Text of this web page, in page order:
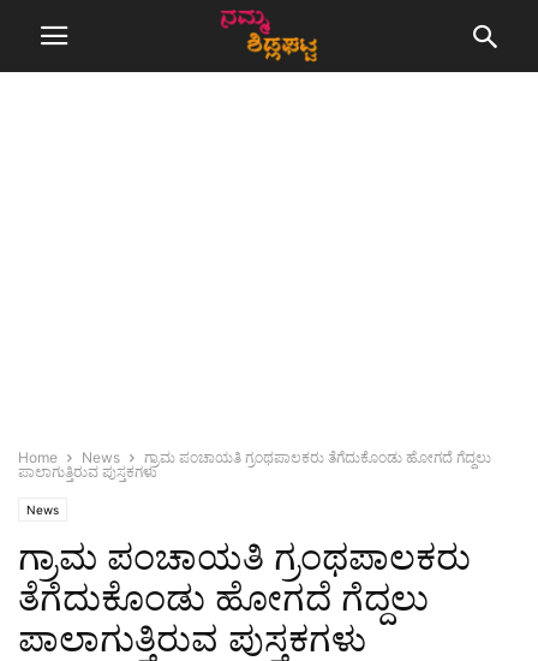
Home News
ಗ್ರಾಮ ಪಂಚಾಯತಿ ಗ್ರಂಥಪಾಲಕರು ತೆಗೆದುಕೊಂಡು ಹೋಗದೆ ಗೆದ್ದಲು
ಪಾಲಾಗುತ್ತಿರುವ ಪುಸ್ತಕಗಳು
News
ಗ್ರಾಮ ಪಂಚಾಯತಿ ಗ್ರಂಥಪಾಲಕರು
ತೆಗೆದುಕೊಂಡು ಹೋಗದೆ ಗೆದ್ದಲು
ಪಾಲಾಗುತ್ತಿರುವ ಪುಸ್ತಕಗಳು